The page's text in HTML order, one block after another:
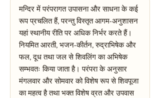
मन्दिर में परंपरागत उपासना और साधना के कई
रूप प्रचलित हैं, परन्तु विस्तृत आगम-अनुशासन
यहां स्थानीय रीति पर अधिक निर्भर करते हैं।
नियमित आरती, भजन-कीर्तन, रुद्राभिषेक और
फल, दूध तथा जल से शिवलिंग का अभिषेक
सम्भवतः किया जाता है। परंपरा के अनुसार
मंगलवार और सोमवार को विशेष रूप से शिवपूजा
का महत्व है तथा भक्त विशेष व्रत और उपवास